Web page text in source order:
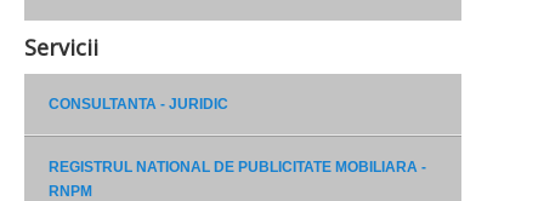
Servicii
CONSULTANTA - JURIDIC
REGISTRUL NATIONAL DE PUBLICITATE MOBILIARA -
RNPM